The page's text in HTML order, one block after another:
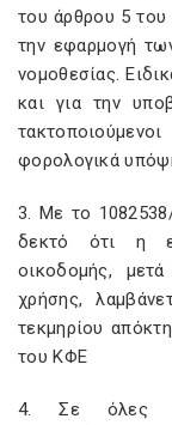
του άρθρου 5 του
την εφαρμογή
νομοθεσίας.
και για την
φορολογικά
3. Με το
δεκτό ότι η
οικοδομής,
χρήσης,
τεκμηρίου
του ΚΦΕ
4. Σε όλες